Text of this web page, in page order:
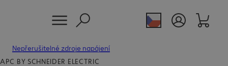
Nepřerušitelné zdroje napájení
APC BY SCHNEIDER ELECTRIC